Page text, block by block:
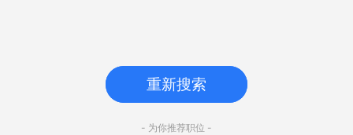
重新搜索
- 为你推荐职位 -